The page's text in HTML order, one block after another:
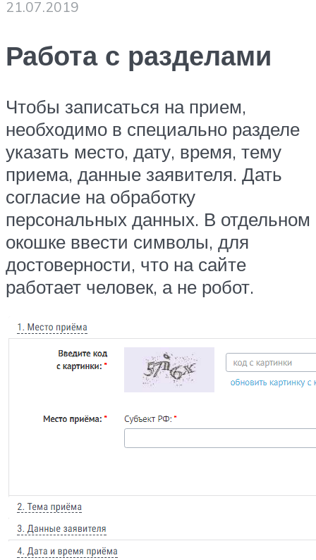
21.07.2019
Работа с разделами
Чтобы записаться на прием,
необходимо в специально разделе
указать место, дату, время, тему
приема, данные заявителя. Дать
согласие на обработку
персональных данных. В отдельном
окошке ввести символы, для
достоверности, что на сайте
работает человек, а не робот.